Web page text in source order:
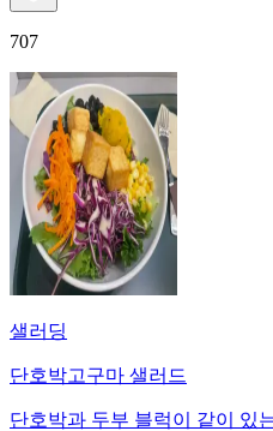
707
샐러딩
단호박고구마 샐러드
단호박과 두부 블럭이 같이 있